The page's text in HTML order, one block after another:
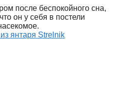
после беспокойного сна,
он у себя в постели